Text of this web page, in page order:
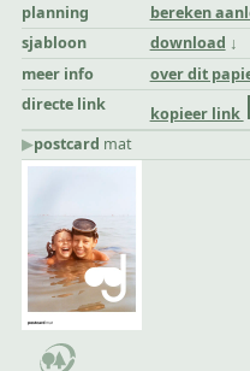
planning
bereken
sjabloon
download
meer info
over dit
directe link
kopieer link
▶︎postcard mat